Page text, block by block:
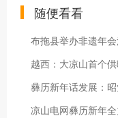
随便看看
布拖县举办非遗年
越西：大凉山首个
彝历新年话发展：
凉山电网彝历新年